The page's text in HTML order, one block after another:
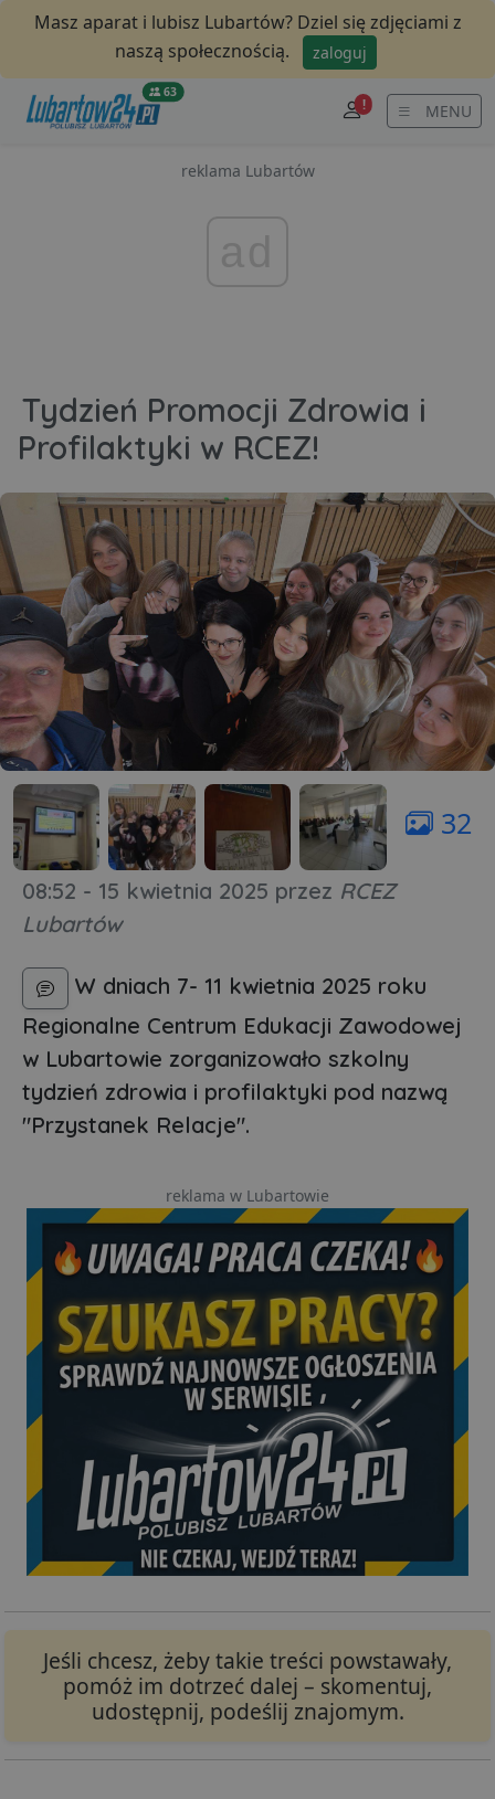
Masz aparat i lubisz Lubartów? Dziel się zdjęciami z
naszą społecznością.
zaloguj
63
! MENU
reklama Lubartów
Tydzień Promocji Zdrowia i
Profilaktyki w RCEZ!
32
08:52 - 15 kwietnia 2025 przez RCEZ
Lubartów
W dniach 7- 11 kwietnia 2025 roku
Regionalne Centrum Edukacji Zawodowej
w Lubartowie zorganizowało szkolny
tydzień zdrowia i profilaktyki pod nazwą
"Przystanek Relacje".
reklama w Lubartowie
Jeśli chcesz, żeby takie treści powstawały,
pomóż im dotrzeć dalej – skomentuj,
udostępnij, podeślij znajomym.